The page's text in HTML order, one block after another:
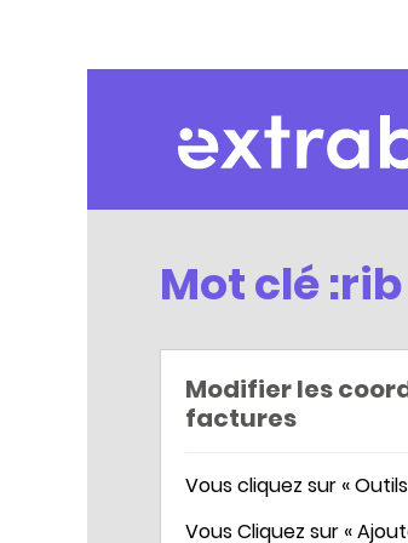
Extrabat – Le Blog
Mot clé :rib
Modifier les
factures
Vous cliquez sur «
Vous Cliquez sur «